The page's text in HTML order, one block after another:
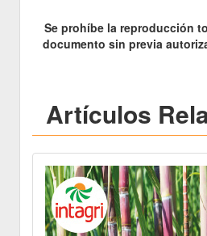
Se prohíbe la reproducción
documento sin previa
Artículos